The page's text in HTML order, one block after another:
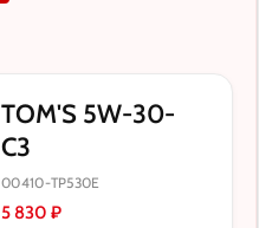
TOM'S 5W-30-
C3
00410-TP530E
5 830 ₽